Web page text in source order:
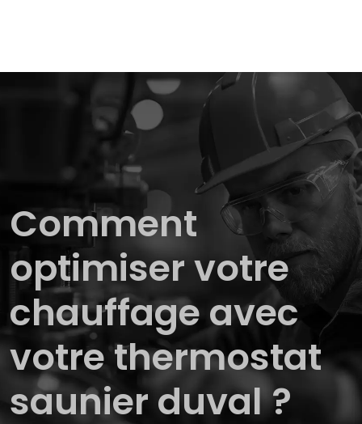
Comment
optimiser votre
chauffage avec
votre thermostat
saunier duval ?